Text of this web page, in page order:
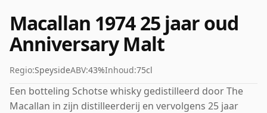
Macallan 1974 25 jaar oud
Anniversary Malt
Regio:SpeysideABV:43%Inhoud:75cl
Een botteling Schotse whisky gedistilleerd door The
Macallan in zijn distilleerderij en vervolgens 25 jaar